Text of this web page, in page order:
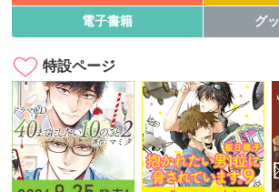
電子書籍 グ
特設ページ